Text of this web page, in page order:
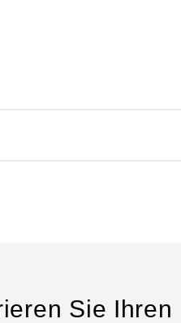
Sie Ihren